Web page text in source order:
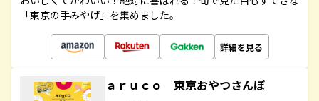
「東京の手みやげ」を集めました。
詳細を見る
ａｒｕｃｏ 東京おやつさんぽ